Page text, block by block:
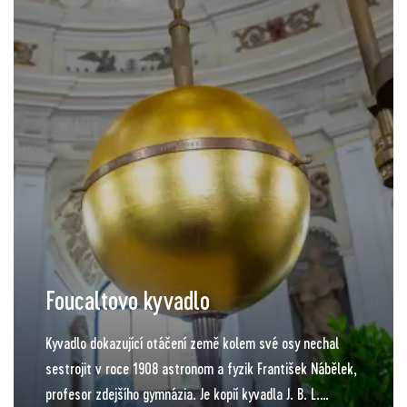
hvězdárny. Hvězdárna se dnes využívá ke zkoumání
meteorických rojů a je z ní možné pozorovat fotosféru
Slunce a dalších těles sluneční soustavy.
Foucaltovo kyvadlo
Kyvadlo dokazující otáčení země kolem své osy nechal
sestrojit v roce 1908 astronom a fyzik František Nábělek,
profesor zdejšího gymnázia. Je kopií kyvadla J. B. L.